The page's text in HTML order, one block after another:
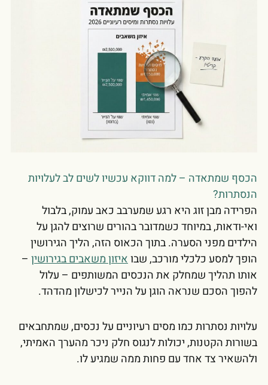
הכסף שמתאדה – למה דווקא עכשיו לשים לב לעלויות
הנסתרות?
הפרידה מבן זוג היא רגע שמערבב כאב עמוק, בלבול
ואי-ודאות, במיוחד כשמדובר בהורים שרוצים להגן על
הילדים מפני הסערה. בתוך הכאוס הזה, הליך הגירושין
הופך למסע כלכלי מורכב, שבואיזון משאבים בגירושין –
אותו תהליך שמחלק את הנכסים המשותפים – עלול
להפוך הסכם שנראה הוגן על הנייר לכישלון מהדהד.
עלויות נסתרות כמו מסים רעיוניים על נכסים, שמתחבאים
בשורות הקטנות, יכולות לנגוס חלק ניכר מהערך האמיתי,
ולהשאיר צד אחד עם פחות ממה שמגיע לו.